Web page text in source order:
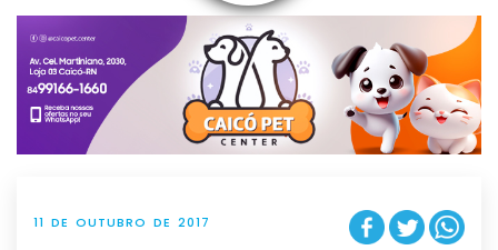
v
g
t
i
o
n
11 DE OUTUBRO DE 2017